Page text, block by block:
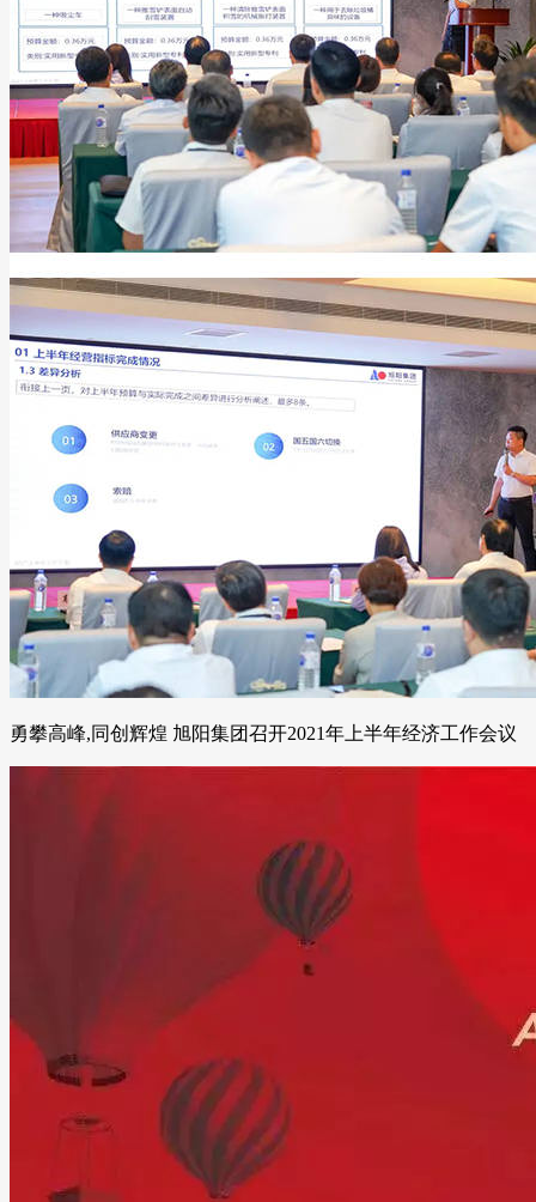
勇攀高峰,同创辉煌 旭阳集团召开2021年上半年经济工作会议